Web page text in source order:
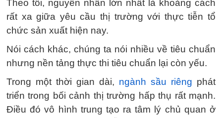
Theo tôi, nguyên nhân lớn nhất là khoảng cách
rất xa giữa yêu cầu thị trường với thực tiễn tổ
chức sản xuất hiện nay.
Nói cách khác, chúng ta nói nhiều về tiêu chuẩn
nhưng nền tảng thực thi tiêu chuẩn lại còn yếu.
Trong một thời gian dài, ngành sầu riêng phát
triển trong bối cảnh thị trường hấp thụ rất mạnh.
Điều đó vô hình trung tạo ra tâm lý chủ quan ở